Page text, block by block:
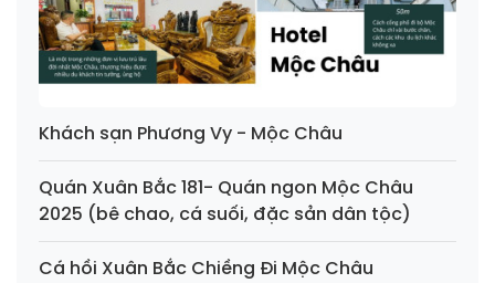
Khách sạn Phương Vy - Mộc Châu
Quán Xuân Bắc 181- Quán ngon Mộc Châu
2025 (bê chao, cá suối, đặc sản dân tộc)
Cá hồi Xuân Bắc Chiềng Đi Mộc Châu